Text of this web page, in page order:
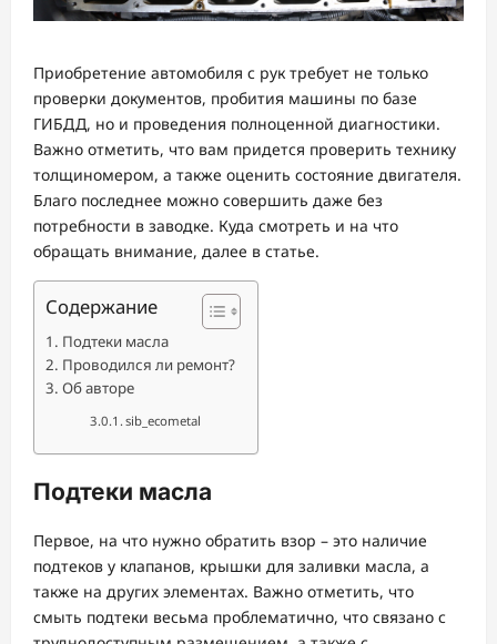
Приобретение автомобиля с рук требует не только
проверки документов, пробития машины по базе
ГИБДД, но и проведения полноценной диагностики.
Важно отметить, что вам придется проверить технику
толщиномером, а также оценить состояние двигателя.
Благо последнее можно совершить даже без
потребности в заводке. Куда смотреть и на что
обращать внимание, далее в статье.
Содержание
Подтеки масла
Проводился ли ремонт?
Об авторе
sib_ecometal
Подтеки масла
Первое, на что нужно обратить взор – это наличие
подтеков у клапанов, крышки для заливки масла, а
также на других элементах. Важно отметить, что
смыть подтеки весьма проблематично, что связано с